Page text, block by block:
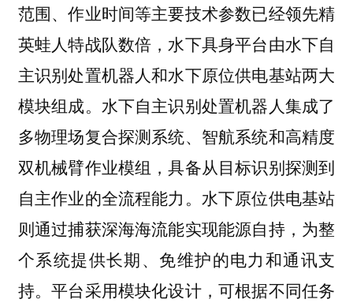
范围、作业时间等主要技术参数已经领先精
英蛙人特战队数倍，水下具身平台由水下自
主识别处置机器人和水下原位供电基站两大
模块组成。水下自主识别处置机器人集成了
多物理场复合探测系统、智航系统和高精度
双机械臂作业模组，具备从目标识别探测到
自主作业的全流程能力。水下原位供电基站
则通过捕获深海海流能实现能源自持，为整
个系统提供长期、免维护的电力和通讯支
持。平台采用模块化设计，可根据不同任务